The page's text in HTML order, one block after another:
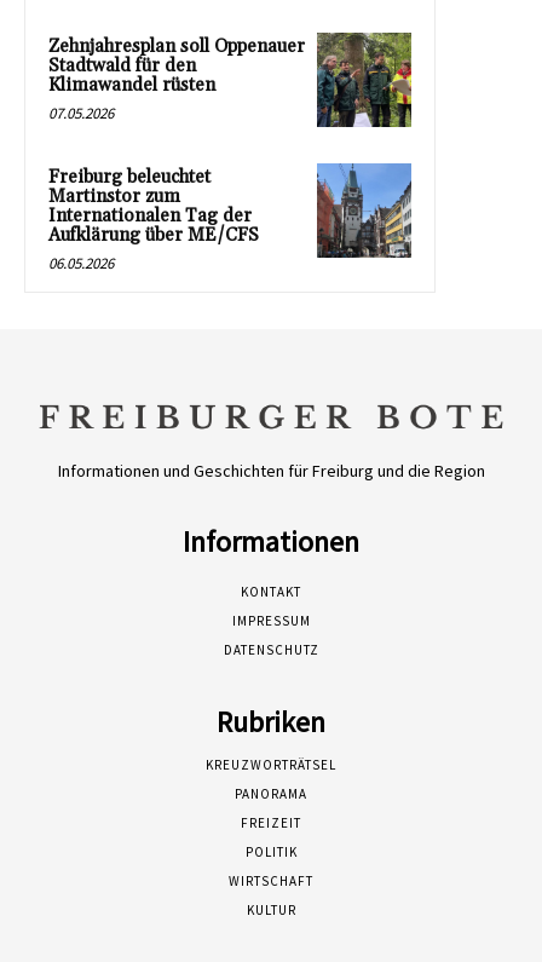
Zehnjahresplan soll Oppenauer
Stadtwald für den
Klimawandel rüsten
07.05.2026
Freiburg beleuchtet
Martinstor zum
Internationalen Tag der
Aufklärung über ME/CFS
06.05.2026
Informationen und Geschichten für Freiburg und die Region
Informationen
KONTAKT
IMPRESSUM
DATENSCHUTZ
Rubriken
KREUZWORTRÄTSEL
PANORAMA
FREIZEIT
POLITIK
WIRTSCHAFT
KULTUR